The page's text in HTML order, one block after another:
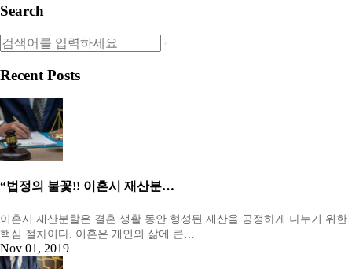
Search
Recent Posts
“법정의 불꽃!! 이혼시 재산분…
이혼시 재산분할은 결혼 생활 동안 형성된 재산을 공정하게 나누기 위한
핵심 절차이다. 이혼은 개인의 삶에 큰…
Nov 01, 2019